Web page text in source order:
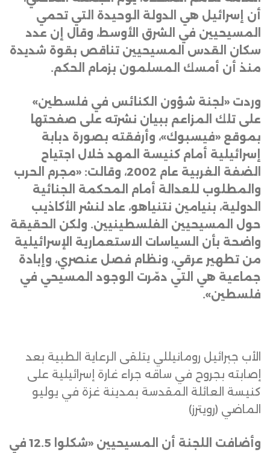
أن إسرائيل هي الدولة الوحيدة التي تحمي
المسيحيين في الشرق الأوسط، وقال إن عدد
سكان القدس المسيحيين تناقص بقوة شديدة
منذ أن أمسك المسلمون بزمام الحكم.
وردت «لجنة شؤون الكنائس في فلسطين»
على تلك المزاعم ببيان نشرته على صفحتها
بموقع «فيسبوك»، وأرفقته بصورة دبابة
إسرائيلية أمام كنيسة المهد خلال اجتياح
الضفة الغربية عام 2002، وقالت: «مجرم الحرب
والمطلوب للعدالة أمام المحكمة الجنائية
الدولية، بنيامين نتنياهو، عاد لنشر الأكاذيب
حول المسيحيين الفلسطينيين. ولكن الحقيقة
واضحة بأن السياسات الاستعمارية الإسرائيلية
من تطهير عرقي، ونظام فصل عنصري، وإبادة
جماعية هي التي دمّرت الوجود المسيحي في
فلسطين».
الأب جبرائيل رومانيللي يتلقى الرعاية الطبية بعد
إصابته بجروح في ساقه جراء غارة إسرائيلية على
كنيسة العائلة المقدسة بمدينة غزة في يوليو
الماضي (رويترز)
وأضافت اللجنة أن المسيحيين «شكلوا 12.5 في